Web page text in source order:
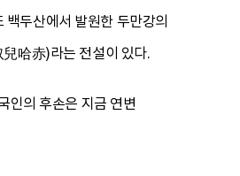
두산에서 발원한 두만강의
哈赤)라는 전설이 있다.
인의 후손은 지금 연변